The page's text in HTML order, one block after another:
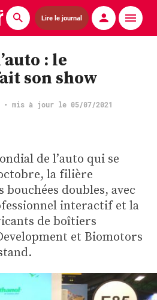
Lire le journal
: le
son show
• mis à jour le 05/07/2021
de l’auto qui se
la filière
doubles, avec
interactif et la
de boîtiers
et Biomotors